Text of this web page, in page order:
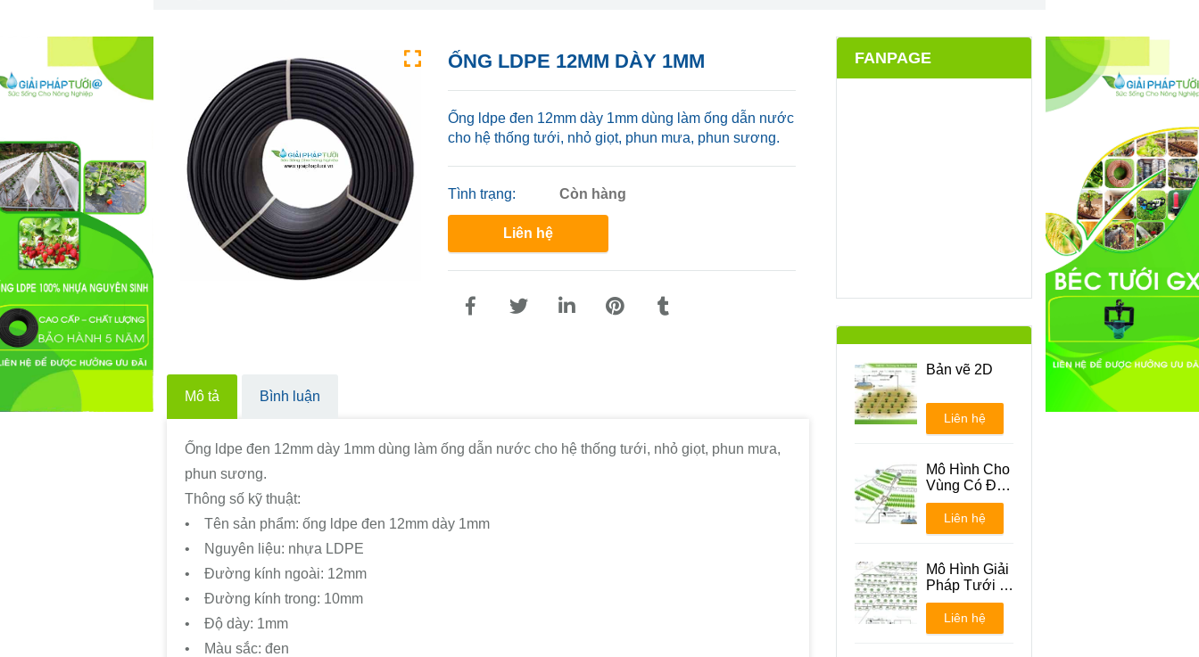
ỐNG LDPE 12MM DÀY 1MM
Ống ldpe đen 12mm dày 1mm dùng làm ống dẫn nước
cho hệ thống tưới, nhỏ giọt, phun mưa, phun sương.
Tình trạng: Còn hàng
Liên hệ
Mô tả Bình luận
Ống ldpe đen 12mm dày 1mm dùng làm ống dẫn nước cho hệ thống tưới, nhỏ giọt, phun mưa,
phun sương.
Thông số kỹ thuật:
• Tên sản phẩm: ống ldpe đen 12mm dày 1mm
• Nguyên liệu: nhựa LDPE
• Đường kính ngoài: 12mm
• Đường kính trong: 10mm
• Độ dày: 1mm
• Màu sắc: đen
FANPAGE
Bản vẽ 2D
Liên hệ
Mô Hình Cho
Vùng Có Địa
Hình Đồi Núi
Liên hệ
Mô Hình Giải
Pháp Tưới -
Phương án 1
Liên hệ